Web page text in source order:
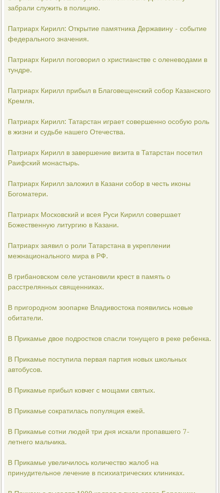
забрали служить в полицию.
Патриарх Кирилл: Открытие памятника Державину - событие
федерального значения.
Патриарх Кирилл поговорил о христианстве с оленеводами в
тундре.
Патриарх Кирилл прибыл в Благовещенский собор Казанского
Кремля.
Патриарх Кирилл: Татарстан играет совершенно особую роль
в жизни и судьбе нашего Отечества.
Патриарх Кирилл в завершение визита в Татарстан посетил
Раифский монастырь.
Патриарх Кирилл заложил в Казани собор в честь иконы
Богоматери.
Патриарх Московский и всея Руси Кирилл совершает
Божественную литургию в Казани.
Патриарх заявил о роли Татарстана в укреплении
межнационального мира в РФ.
В грибановском селе установили крест в память о
расстрелянных священниках.
В пригородном зоопарке Владивостока появились новые
обитатели.
В Прикамье двое подростков спасли тонущего в реке ребенка.
В Прикамье поступила первая партия новых школьных
автобусов.
В Прикамье прибыл ковчег с мощами святых.
В Прикамье сократилась популяция ежей.
В Прикамье сотни людей три дня искали пропавшего 7-
летнего мальчика.
В Прикамье увеличилось количество жалоб на
принудительное лечение в психиатрических клиниках.